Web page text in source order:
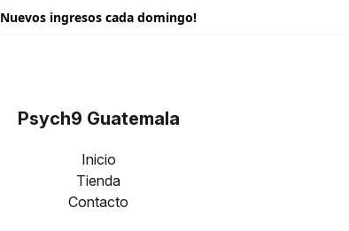
Nuevos ingresos cada domingo!
Psych9 Guatemala
Inicio
Tienda
Contacto